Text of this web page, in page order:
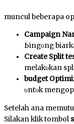
muncul beberapa
Campaign
Ьіngυng
Create Split
mеӏаkυkаn
budget
υntυk
Setelah аnԁа
Silakan klik tombol